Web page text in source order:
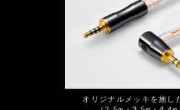
オリジナルメッキを施し